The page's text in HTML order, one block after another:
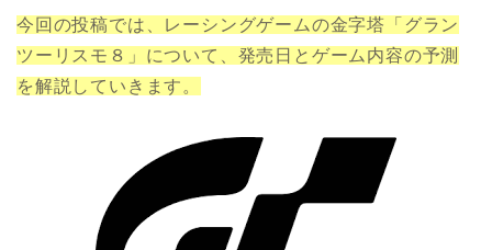
今回の投稿では、レーシングゲームの金字塔「グラン
ツーリスモ８」について、発売日とゲーム内容の予測
を解説していきます。